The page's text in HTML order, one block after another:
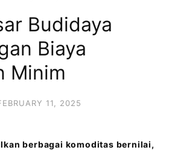
Budidaya
Biaya
Minim
11, 2025
berbagai komoditas bernilai,